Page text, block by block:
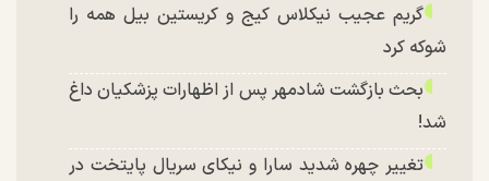
گریم عجیب نیکلاس کیج و کریستین بیل همه را
شوکه کرد
بحث بازگشت شادمهر پس از اظهارات پزشکیان داغ
شد!
تغییر چهره شدید سارا و نیکای سریال پایتخت در